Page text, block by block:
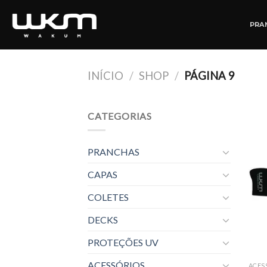
content
INÍCIO / SHOP / PÁGINA 9
CATEGORIAS
PRANCHAS
CAPAS
COLETES
DECKS
PROTEÇÕES UV